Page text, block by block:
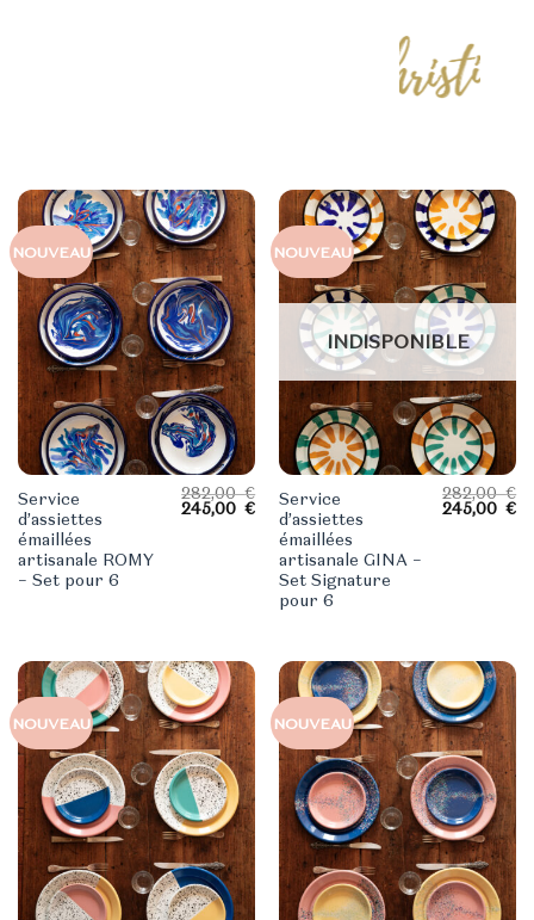
NOUVEAU
Service
d’assiettes
émaillées
artisanale ROMY
– Set pour 6
282,00€
Le
prix
245,00€Le
prix
actuel
est :
245,00 €.
NOUVEAU
INDISPONIBLE
Service
d’assiettes
émaillées
artisanale GINA –
Set Signature
pour 6
282,00€
Le
prix
245,00€
NOUVEAU NOUVEAU